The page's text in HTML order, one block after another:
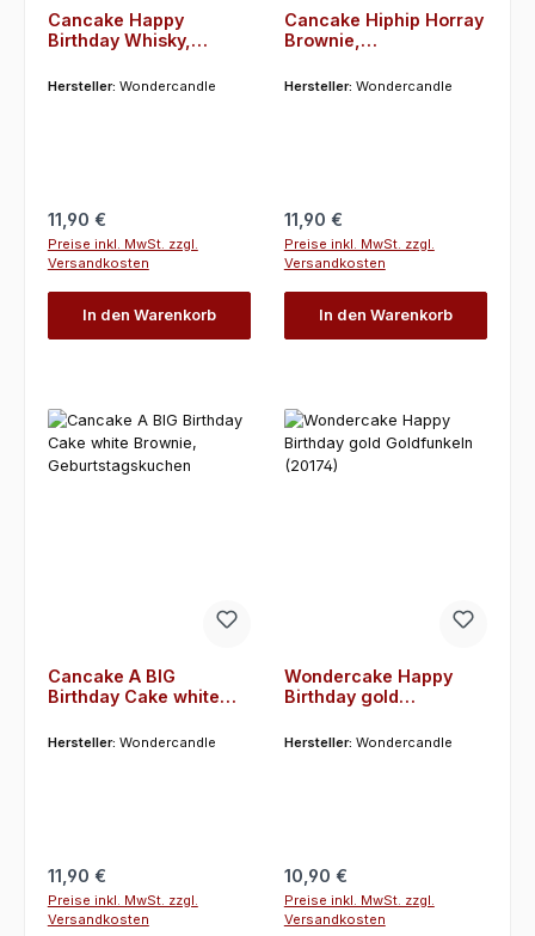
Cancake Happy
Birthday Whisky,
der Dose
Hersteller: Wondercandle
Regulärer Preis:
11,90 €
Preise inkl. MwSt. zzgl.
Versandkosten
In den Warenkorb
Cancake Hiphip Horray
Brownie,
der Dose
Hersteller: Wondercandle
Regulärer Preis:
11,90 €
Preise inkl. MwSt. zzgl.
Versandkosten
In den Warenkorb
Cancake A BIG
Birthday Cake white
Geburtstagskuchen
Hersteller: Wondercandle
Regulärer Preis:
11,90 €
Preise inkl. MwSt. zzgl.
Versandkosten
Wondercake Happy
Birthday gold
Hersteller: Wondercandle
Regulärer Preis:
10,90 €
Preise inkl. MwSt. zzgl.
Versandkosten